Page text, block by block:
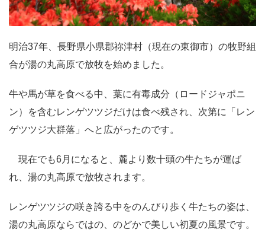
明治37年、長野県小県郡祢津村（現在の東御市）の牧野組
合が湯の丸高原で放牧を始めました。
牛や馬が草を食べる中、葉に有毒成分（ロードジャポニ
ン）を含むレンゲツツジだけは食べ残され、次第に「レン
ゲツツジ大群落」へと広がったのです。
現在でも6月になると、麓より数十頭の牛たちが運ば
れ、湯の丸高原で放牧されます。
レンゲツツジの咲き誇る中をのんびり歩く牛たちの姿は、
湯の丸高原ならではの、のどかで美しい初夏の風景です。